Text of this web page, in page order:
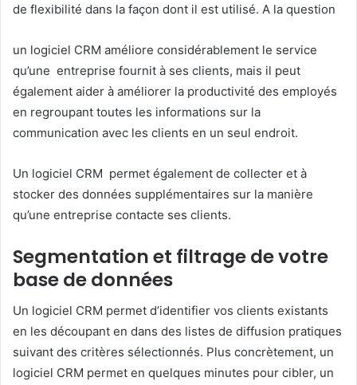
de flexibilité dans la façon dont il est utilisé. A la question
un logiciel CRM améliore considérablement le service
qu’une entreprise fournit à ses clients, mais il peut
également aider à améliorer la productivité des employés
en regroupant toutes les informations sur la
communication avec les clients en un seul endroit.
Un logiciel CRM permet également de collecter et à
stocker des données supplémentaires sur la manière
qu’une entreprise contacte ses clients.
Segmentation et filtrage de votre
base de données
Un logiciel CRM permet d’identifier vos clients existants
en les découpant en dans des listes de diffusion pratiques
suivant des critères sélectionnés. Plus concrètement, un
logiciel CRM permet en quelques minutes pour cibler, un